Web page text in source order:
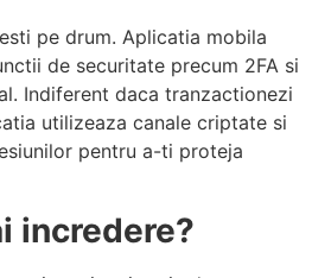
pe drum. Aplicatia mobila
de securitate precum 2FA si
Indiferent daca tranzactionezi
utilizeaza canale criptate si
pentru a-ti proteja
incredere?